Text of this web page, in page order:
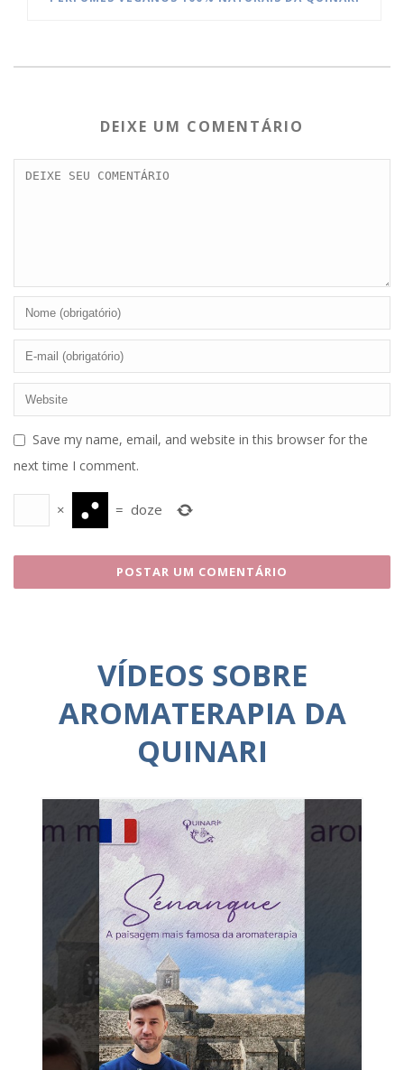
DEIXE UM COMENTÁRIO
Save my name, email, and website in this browser for the
next time I comment.
× = doze
VÍDEOS SOBRE
AROMATERAPIA DA
QUINARI